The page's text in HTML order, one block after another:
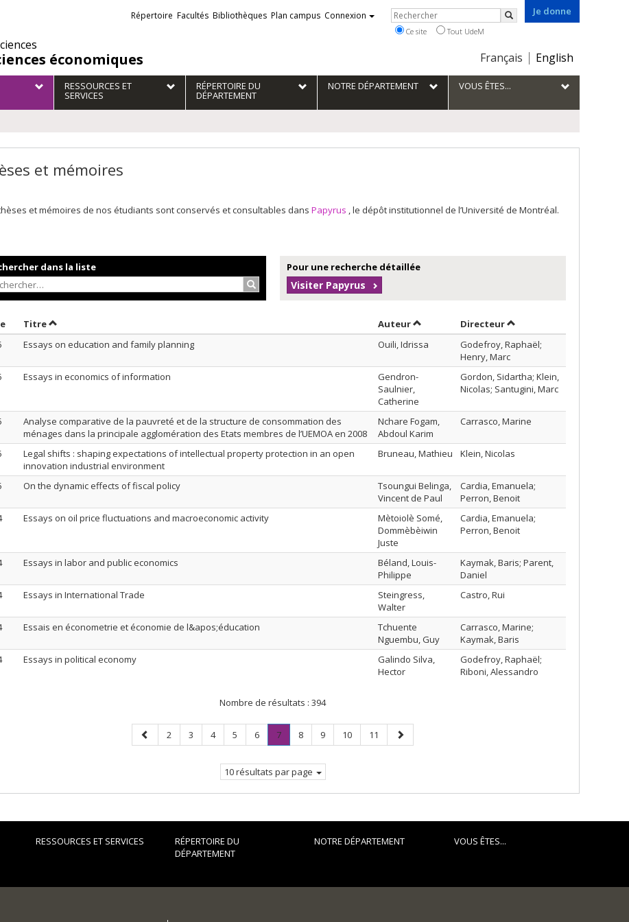
économiques
Je donne
Choix
la
langue
Français English
Liens
externes
Répertoire Facultés Bibliothèques Plan campus Connexion Rechercher
Rechercher
Ce site Tout UdeM
RESSOURCES ET
SERVICES
RÉPERTOIRE DU
DÉPARTEMENT
NOTRE DÉPARTEMENT VOUS ÊTES...
et mémoires
et mémoires de nos étudiants sont conservés et consultables dans Papyrus , le dépôt institutionnel de l’Université de Montréal.
dans la liste
Rechercher…
Pour une recherche détaillée
Visiter Papyrus
Trier par date en ordre croissant
TitreTrier par titre en ordre croissant AuteurTrier par auteur en ordre croissant
Directeurpar contributeur en
Essays on education and family planning Ouili, Idrissa
Godefroy, Raphaël;
Henry, Marc
Essays in economics of information
Gendron-
Saulnier,
Catherine
Gordon, Sidartha; Klein,
Nicolas; Santugini, Marc
Analyse comparative de la pauvreté et de la structure de consommation des
ménages dans la principale agglomération des Etats membres de l’UEMOA en 2008
Nchare Fogam,
Abdoul Karim
Carrasco, Marine
Legal shifts : shaping expectations of intellectual property protection in an open
innovation industrial environment
Bruneau, Mathieu Klein, Nicolas
On the dynamic effects of fiscal policy
Tsoungui Belinga,
Vincent de Paul
Cardia, Emanuela;
Perron, Benoit
Essays on oil price fluctuations and macroeconomic activity
Mètoiolè Somé,
Dommèbèiwin
Juste
Cardia, Emanuela;
Perron, Benoit
Essays in labor and public economics
Béland, Louis-
Philippe
Kaymak, Baris; Parent,
Daniel
Essays in International Trade
Steingress,
Walter
Castro, Rui
Essais en économetrie et économie de l&apos;éducation
Tchuente
Nguembu, Guy
Carrasco, Marine;
Kaymak, Baris
Essays in political economy
Galindo Silva,
Hector
Godefroy, Raphaël;
Riboni, Alessandro
Nombre de résultats : 394
Page
précédente
Page
2 Page
3 Page
4 Page
5 Page
6 Page
7.
Page
Page
8 Page
9 Page
10 Page
11
Page
suivante
10 résultats par page
RESSOURCES ET SERVICES
RÉPERTOIRE DU
DÉPARTEMENT
NOTRE DÉPARTEMENT VOUS ÊTES...